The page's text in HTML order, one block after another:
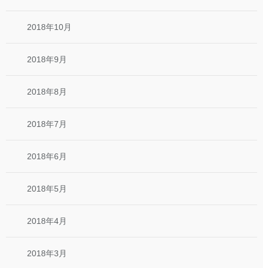
2018年10月
2018年9月
2018年8月
2018年7月
2018年6月
2018年5月
2018年4月
2018年3月